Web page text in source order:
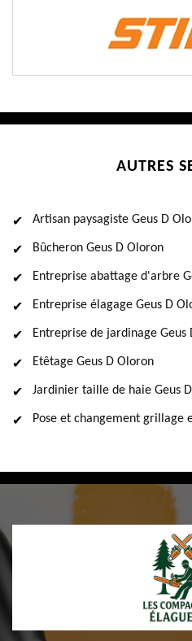
AUTRES
Artisan paysagiste Geus D
Bûcheron Geus D Oloron
Entreprise abattage d'arbre
Entreprise élagage Geus D
Entreprise de jardinage Geus
Etêtage Geus D Oloron
Jardinier taille de haie Geus
Pose et changement grillage